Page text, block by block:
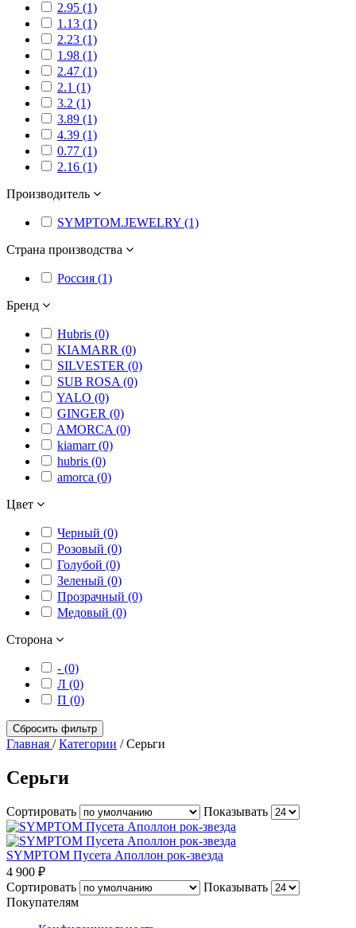
2.95 (1)
1.13 (1)
2.23 (1)
1.98 (1)
2.47 (1)
2.1 (1)
3.2 (1)
3.89 (1)
4.39 (1)
0.77 (1)
2.16 (1)
Производитель
SYMPTOM.JEWELRY (1)
Страна производства
Россия (1)
Бренд
Hubris (0)
KIAMARR (0)
SILVESTER (0)
SUB ROSA (0)
YALO (0)
GINGER (0)
AMORCA (0)
kiamarr (0)
hubris (0)
amorca (0)
Цвет
Черный (0)
Розовый (0)
Голубой (0)
Зеленый (0)
Прозрачный (0)
Медовый (0)
Сторона
- (0)
Л (0)
П (0)
Сбросить фильтр
Главная /Категории /Серьги
Серьги
Сортировать Показывать
SYMPTOM Пусета Аполлон рок-звезда
4 900 ₽
Сортировать
Показывать
Покупателям